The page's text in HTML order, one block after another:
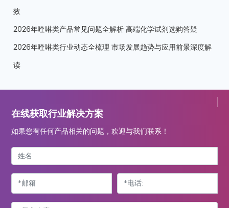
效
2026年喹啉类产品常见问题全解析 高端化学试剂选购答疑
2026年喹啉类行业动态全梳理 市场发展趋势与应用前景深度解
读
在线获取行业解决方案
如果您有任何产品相关的问题，欢迎与我们联系！